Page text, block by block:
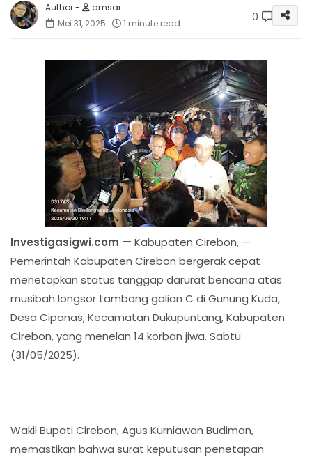
amsar
Mei 31, 2025
1 minute read 0
Investigasigwi.com — Kabupaten Cirebon, —
Pemerintah Kabupaten Cirebon bergerak cepat
menetapkan status tanggap darurat bencana atas
musibah longsor tambang galian C di Gunung Kuda,
Desa Cipanas, Kecamatan Dukupuntang, Kabupaten
Cirebon, yang menelan 14 korban jiwa. Sabtu
(31/05/2025).
Wakil Bupati Cirebon, Agus Kurniawan Budiman,
memastikan bahwa surat keputusan penetapan